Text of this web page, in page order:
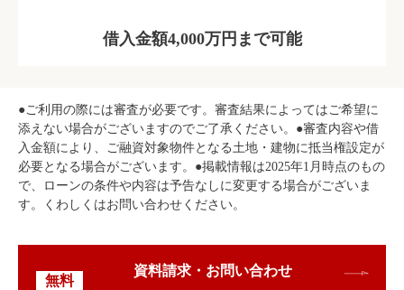
借入金額4,000万円まで可能
●ご利用の際には審査が必要です。審査結果によってはご希望に
添えない場合がございますのでご了承ください。●審査内容や借
入金額により、ご融資対象物件となる土地・建物に抵当権設定が
必要となる場合がございます。●掲載情報は2025年1月時点のもの
で、ローンの条件や内容は予告なしに変更する場合がございま
す。くわしくはお問い合わせください。
無料
資料請求・お問い合わせ